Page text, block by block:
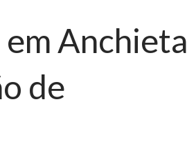
Anchieta
de